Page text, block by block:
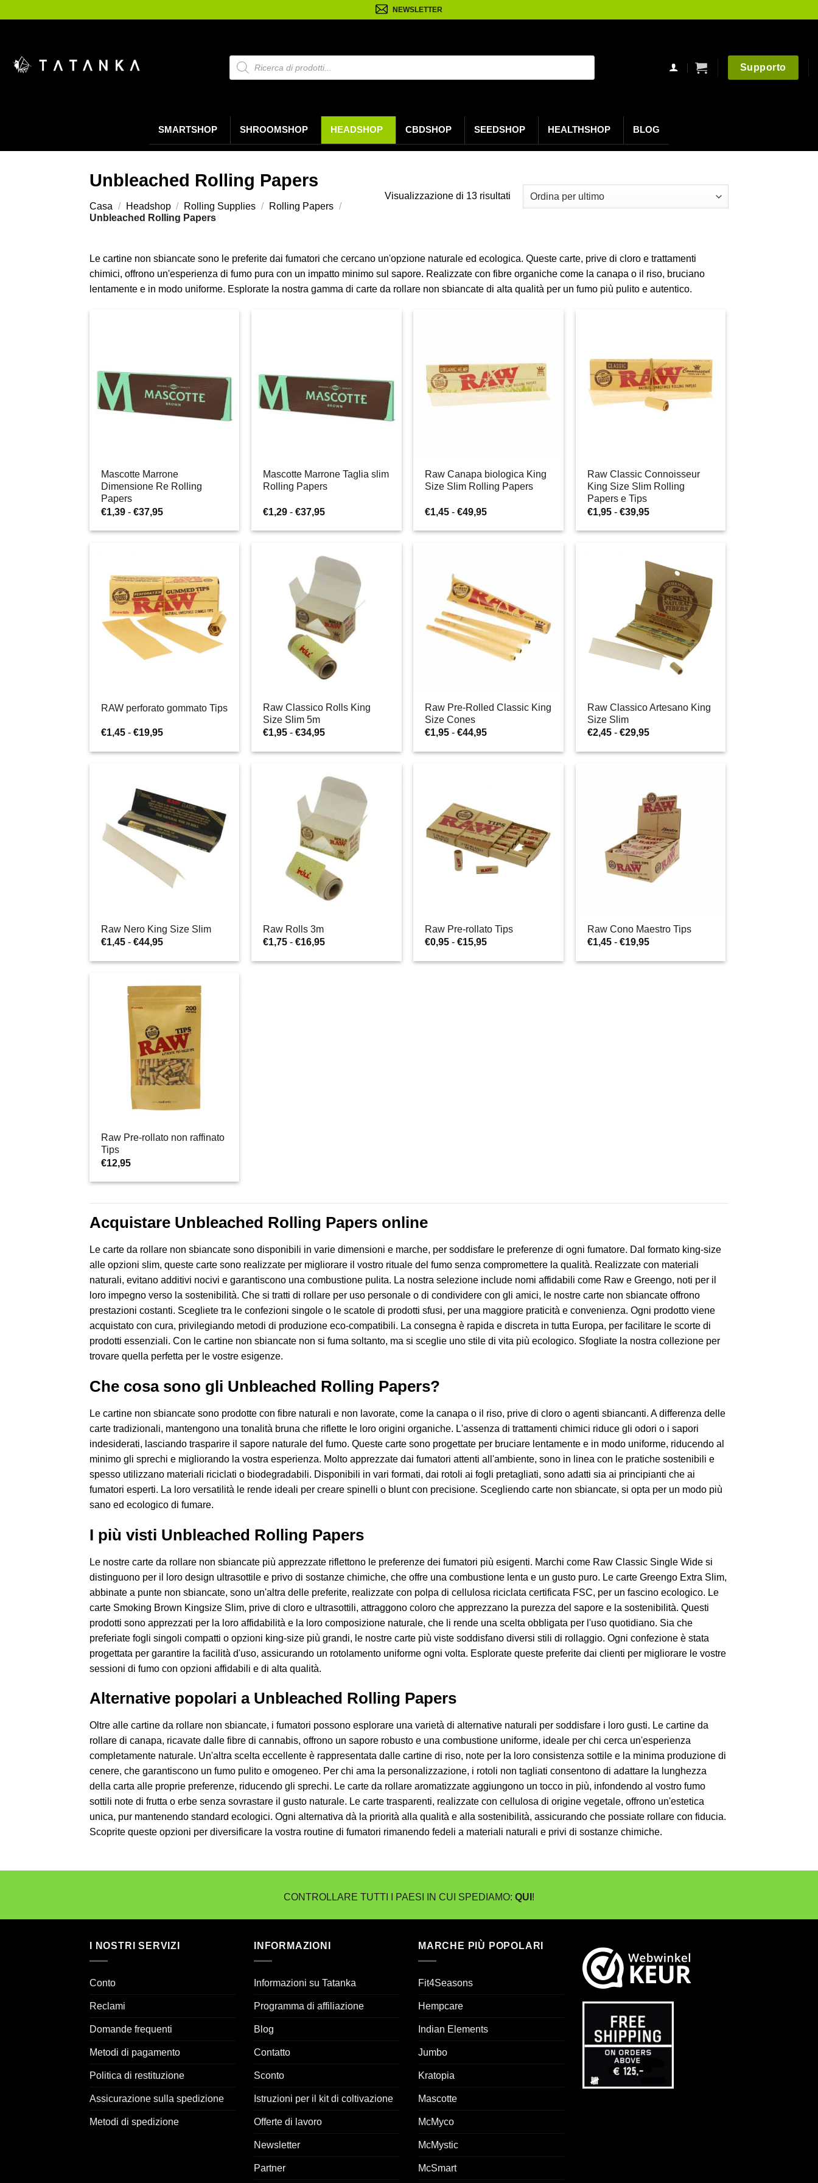
ai
NEWSLETTER
Ricerca
prodotti
Supporto
SMARTSHOP SHROOMSHOP HEADSHOP CBDSHOP SEEDSHOP HEALTHSHOP BLOG
Unbleached Rolling Papers
Casa / Headshop / Rolling Supplies / Rolling Papers /
Unbleached Rolling Papers
Visualizzazione di 13 risultatiOrdina
più
recente
Le cartine non sbiancate sono le preferite dai fumatori che cercano un'opzione naturale ed ecologica. Queste carte, prive di cloro e trattamenti
chimici, offrono un'esperienza di fumo pura con un impatto minimo sul sapore. Realizzate con fibre organiche come la canapa o il riso, bruciano
lentamente e in modo uniforme. Esplorate la nostra gamma di carte da rollare non sbiancate di alta qualità per un fumo più pulito e autentico.
Mascotte Marrone
Dimensione Re Rolling
Papers
€1,39 - €37,95Fascia
prezzo:
Mascotte Marrone Taglia slim
Rolling Papers
€1,29 - €37,95Fascia
prezzo:
a
€37,95
Raw Canapa biologica King
Size Slim Rolling Papers
€1,45 - €49,95Fascia
prezzo:
Raw Classic Connoisseur
King Size Slim Rolling
Papers e Tips
€1,95 - €39,95Fascia
prezzo:
a
€39,95
RAW perforato gommato Tips
€1,45 - €19,95Fascia
prezzo:
Raw Classico Rolls King
Size Slim 5m
€1,95 - €34,95Fascia
prezzo:
a
Raw Pre-Rolled Classic King
Size Cones
€1,95 - €44,95Fascia
prezzo:
Raw Classico Artesano King
Size Slim
€2,45 - €29,95Fascia
prezzo:
€29,95
Raw Nero King Size Slim
€1,45 - €44,95Fascia
prezzo:
€44,95
Raw Rolls 3m
€1,75 - €16,95Fascia
prezzo:
Raw Pre-rollato Tips
€0,95 - €15,95Fascia
prezzo:
Raw Cono Maestro Tips
€1,45 - €19,95Fascia
prezzo:
Raw Pre-rollato non raffinato
Tips
€12,95
Acquistare Unbleached Rolling Papers online
Le carte da rollare non sbiancate sono disponibili in varie dimensioni e marche, per soddisfare le preferenze di ogni fumatore. Dal formato king-size
alle opzioni slim, queste carte sono realizzate per migliorare il vostro rituale del fumo senza compromettere la qualità. Realizzate con materiali
naturali, evitano additivi nocivi e garantiscono una combustione pulita. La nostra selezione include nomi affidabili come Raw e Greengo, noti per il
loro impegno verso la sostenibilità. Che si tratti di rollare per uso personale o di condividere con gli amici, le nostre carte non sbiancate offrono
prestazioni costanti. Scegliete tra le confezioni singole o le scatole di prodotti sfusi, per una maggiore praticità e convenienza. Ogni prodotto viene
acquistato con cura, privilegiando metodi di produzione eco-compatibili. La consegna è rapida e discreta in tutta Europa, per facilitare le scorte di
prodotti essenziali. Con le cartine non sbiancate non si fuma soltanto, ma si sceglie uno stile di vita più ecologico. Sfogliate la nostra collezione per
trovare quella perfetta per le vostre esigenze.
Che cosa sono gli Unbleached Rolling Papers?
Le cartine non sbiancate sono prodotte con fibre naturali e non lavorate, come la canapa o il riso, prive di cloro o agenti sbiancanti. A differenza delle
carte tradizionali, mantengono una tonalità bruna che riflette le loro origini organiche. L'assenza di trattamenti chimici riduce gli odori o i sapori
indesiderati, lasciando trasparire il sapore naturale del fumo. Queste carte sono progettate per bruciare lentamente e in modo uniforme, riducendo al
minimo gli sprechi e migliorando la vostra esperienza. Molto apprezzate dai fumatori attenti all'ambiente, sono in linea con le pratiche sostenibili e
spesso utilizzano materiali riciclati o biodegradabili. Disponibili in vari formati, dai rotoli ai fogli pretagliati, sono adatti sia ai principianti che ai
fumatori esperti. La loro versatilità le rende ideali per creare spinelli o blunt con precisione. Scegliendo carte non sbiancate, si opta per un modo più
sano ed ecologico di fumare.
I più visti Unbleached Rolling Papers
Le nostre carte da rollare non sbiancate più apprezzate riflettono le preferenze dei fumatori più esigenti. Marchi come Raw Classic Single Wide si
distinguono per il loro design ultrasottile e privo di sostanze chimiche, che offre una combustione lenta e un gusto puro. Le carte Greengo Extra Slim,
abbinate a punte non sbiancate, sono un'altra delle preferite, realizzate con polpa di cellulosa riciclata certificata FSC, per un fascino ecologico. Le
carte Smoking Brown Kingsize Slim, prive di cloro e ultrasottili, attraggono coloro che apprezzano la purezza del sapore e la sostenibilità. Questi
prodotti sono apprezzati per la loro affidabilità e la loro composizione naturale, che li rende una scelta obbligata per l'uso quotidiano. Sia che
preferiate fogli singoli compatti o opzioni king-size più grandi, le nostre carte più viste soddisfano diversi stili di rollaggio. Ogni confezione è stata
progettata per garantire la facilità d'uso, assicurando un rotolamento uniforme ogni volta. Esplorate queste preferite dai clienti per migliorare le vostre
sessioni di fumo con opzioni affidabili e di alta qualità.
Alternative popolari a Unbleached Rolling Papers
Oltre alle cartine da rollare non sbiancate, i fumatori possono esplorare una varietà di alternative naturali per soddisfare i loro gusti. Le cartine da
rollare di canapa, ricavate dalle fibre di cannabis, offrono un sapore robusto e una combustione uniforme, ideale per chi cerca un'esperienza
completamente naturale. Un'altra scelta eccellente è rappresentata dalle cartine di riso, note per la loro consistenza sottile e la minima produzione di
cenere, che garantiscono un fumo pulito e omogeneo. Per chi ama la personalizzazione, i rotoli non tagliati consentono di adattare la lunghezza
della carta alle proprie preferenze, riducendo gli sprechi. Le carte da rollare aromatizzate aggiungono un tocco in più, infondendo al vostro fumo
sottili note di frutta o erbe senza sovrastare il gusto naturale. Le carte trasparenti, realizzate con cellulosa di origine vegetale, offrono un'estetica
unica, pur mantenendo standard ecologici. Ogni alternativa dà la priorità alla qualità e alla sostenibilità, assicurando che possiate rollare con fiducia.
Scoprite queste opzioni per diversificare la vostra routine di fumatori rimanendo fedeli a materiali naturali e privi di sostanze chimiche.
CONTROLLARE TUTTI I PAESI IN CUI SPEDIAMO: QUI !
I NOSTRI SERVIZI
Conto
Reclami
Domande frequenti
Metodi di pagamento
Politica di restituzione
Assicurazione sulla spedizione
Metodi di spedizione
INFORMAZIONI
Informazioni su Tatanka
Programma di affiliazione
Blog
Contatto
Sconto
Istruzioni per il kit di coltivazione
Offerte di lavoro
Newsletter
Partner
MARCHE PIÙ POPOLARI
Fit4Seasons
Hempcare
Indian Elements
Jumbo
Kratopia
Mascotte
McMyco
McMystic
McSmart